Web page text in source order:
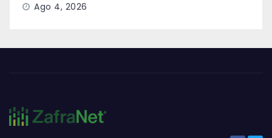
Ago 4, 2026